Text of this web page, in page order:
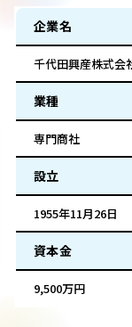
企業名
千代田興産株式会
業種
専門商社
設立
1955年11月26日
資本金
9,500万円